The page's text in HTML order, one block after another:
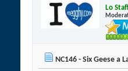
Lo
NC146 - Six Geese a